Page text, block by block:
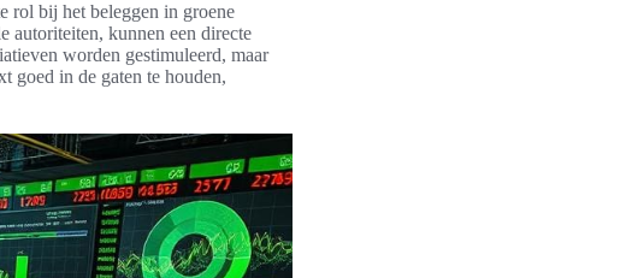
rol bij het beleggen in groene
autoriteiten, kunnen een directe
worden gestimuleerd, maar
goed in de gaten te houden,